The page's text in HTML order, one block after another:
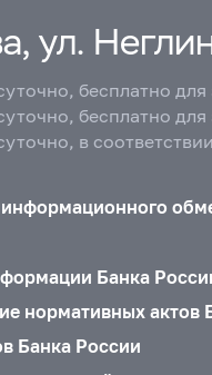
ул.
бесплатно
бесплатно
в
Банка
нормативных актов
Банка России